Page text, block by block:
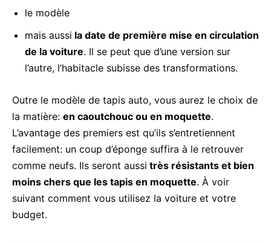
le modèle
mais aussi la date de première mise en circulation
de la voiture. Il se peut que d’une version sur
l’autre, l’habitacle subisse des transformations.
Outre le modèle de tapis auto, vous aurez le choix de
la matière: en caoutchouc ou en moquette.
L’avantage des premiers est qu’ils s’entretiennent
facilement: un coup d’éponge suffira à le retrouver
comme neufs. Ils seront aussi très résistants et bien
moins chers que les tapis en moquette. À voir
suivant comment vous utilisez la voiture et votre
budget.